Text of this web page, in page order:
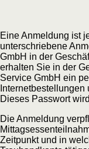
Eine Anmeldung ist
unterschriebene
GmbH in der
erhalten Sie in der
Service GmbH ein
Dieses Passwort
Die Anmeldung
Zeitpunkt und in